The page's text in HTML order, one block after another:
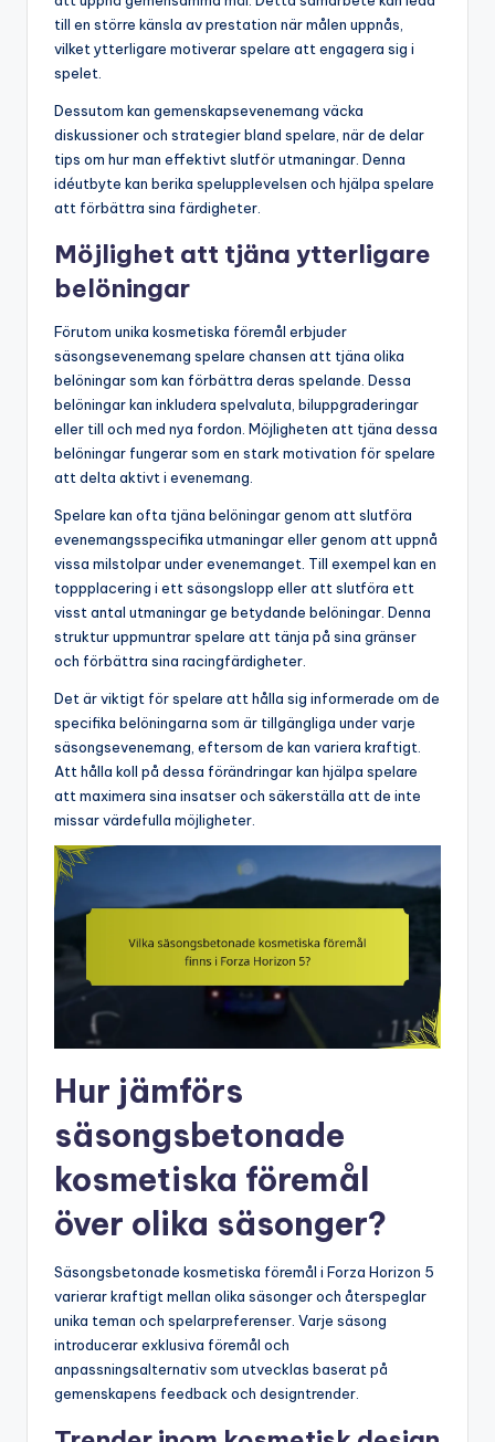
till en större känsla av prestation när målen uppnås,
vilket ytterligare motiverar spelare att engagera sig i
spelet.
Dessutom kan gemenskapsevenemang väcka
diskussioner och strategier bland spelare, när de delar
tips om hur man effektivt slutför utmaningar. Denna
idéutbyte kan berika spelupplevelsen och hjälpa spelare
att förbättra sina färdigheter.
Möjlighet att tjäna ytterligare
belöningar
Förutom unika kosmetiska föremål erbjuder
säsongsevenemang spelare chansen att tjäna olika
belöningar som kan förbättra deras spelande. Dessa
belöningar kan inkludera spelvaluta, biluppgraderingar
eller till och med nya fordon. Möjligheten att tjäna dessa
belöningar fungerar som en stark motivation för spelare
att delta aktivt i evenemang.
Spelare kan ofta tjäna belöningar genom att slutföra
evenemangsspecifika utmaningar eller genom att uppnå
vissa milstolpar under evenemanget. Till exempel kan en
toppplacering i ett säsongslopp eller att slutföra ett
visst antal utmaningar ge betydande belöningar. Denna
struktur uppmuntrar spelare att tänja på sina gränser
och förbättra sina racingfärdigheter.
Det är viktigt för spelare att hålla sig informerade om de
specifika belöningarna som är tillgängliga under varje
säsongsevenemang, eftersom de kan variera kraftigt.
Att hålla koll på dessa förändringar kan hjälpa spelare
att maximera sina insatser och säkerställa att de inte
missar värdefulla möjligheter.
Hur jämförs
säsongsbetonade
kosmetiska föremål
över olika säsonger?
Säsongsbetonade kosmetiska föremål i Forza Horizon 5
varierar kraftigt mellan olika säsonger och återspeglar
unika teman och spelarpreferenser. Varje säsong
introducerar exklusiva föremål och
anpassningsalternativ som utvecklas baserat på
gemenskapens feedback och designtrender.